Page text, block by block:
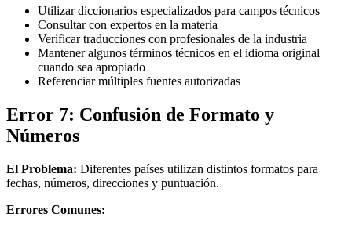
Utilizar diccionarios especializados para campos técnicos
Consultar con expertos en la materia
Verificar traducciones con profesionales de la industria
Mantener algunos términos técnicos en el idioma original
cuando sea apropiado
Referenciar múltiples fuentes autorizadas
Error 7: Confusión de Formato y
Números
El Problema: Diferentes países utilizan distintos formatos para
fechas, números, direcciones y puntuación.
Errores Comunes: